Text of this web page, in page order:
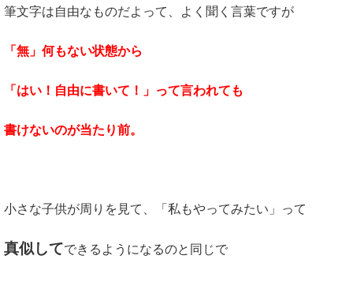
筆文字は自由なものだよって、よく聞く言葉ですが
「無」何もない状態から
「はい！自由に書いて！」って言われても
書けないのが当たり前。
小さな子供が周りを見て、「私もやってみたい」って
真似してできるようになるのと同じで